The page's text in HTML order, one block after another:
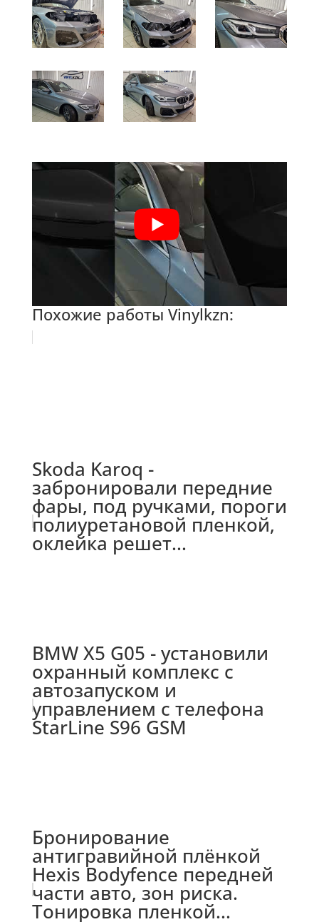
Похожие работы Vinylkzn:
Skoda Karoq -
забронировали передние
фары, под ручками, пороги
полиуретановой пленкой,
оклейка решет...
BMW X5 G05 - установили
охранный комплекс с
автозапуском и
управлением с телефона
StarLine S96 GSM
Бронирование
антигравийной плёнкой
Hexis Bodyfence передней
части авто, зон риска.
Тонировка пленкой...